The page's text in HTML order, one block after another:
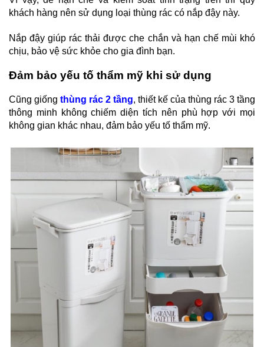
khách hàng nên sử dụng loại thùng rác có nắp đậy này.
Nắp đậy giúp rác thải được che chắn và hạn chế mùi khó
chịu, bảo vệ sức khỏe cho gia đình bạn.
Đảm bảo yếu tố thẩm mỹ khi sử dụng
Cũng giống thùng rác 2 tầng, thiết kế của thùng rác 3 tầng
thông minh không chiếm diện tích nên phù hợp với mọi
không gian khác nhau, đảm bảo yếu tố thẩm mỹ.